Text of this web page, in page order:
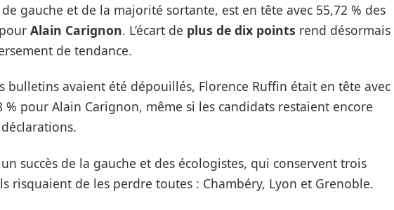
gauche et de la majorité sortante, est en tête avec 55,72 % des
Alain Carignon. L’écart de plus de dix points rend désormais
de tendance.
bulletins avaient été dépouillés, Florence Ruffin était en tête avec
% pour Alain Carignon, même si les candidats restaient encore
succès de la gauche et des écologistes, qui conservent trois
risquaient de les perdre toutes : Chambéry, Lyon et Grenoble.